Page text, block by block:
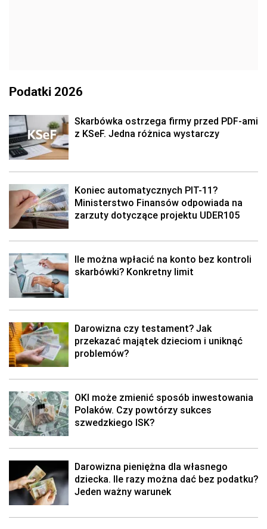
Podatki 2026
Skarbówka ostrzega firmy przed PDF-ami
z KSeF. Jedna różnica wystarczy
Koniec automatycznych PIT-11?
Ministerstwo Finansów odpowiada na
zarzuty dotyczące projektu UDER105
Ile można wpłacić na konto bez kontroli
skarbówki? Konkretny limit
Darowizna czy testament? Jak
przekazać majątek dzieciom i uniknąć
problemów?
OKI może zmienić sposób inwestowania
Polaków. Czy powtórzy sukces
szwedzkiego ISK?
Darowizna pieniężna dla własnego
dziecka. Ile razy można dać bez podatku?
Jeden ważny warunek